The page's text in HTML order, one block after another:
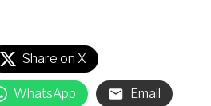
Share on X
WhatsApp Email